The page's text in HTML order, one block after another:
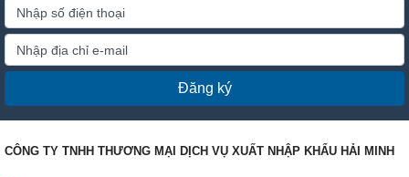
Đăng ký
CÔNG TY TNHH THƯƠNG MẠI DỊCH VỤ XUẤT NHẬP KHẨU HẢI MINH